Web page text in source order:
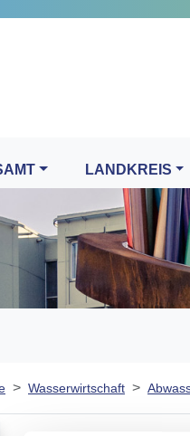
LANDKREIS
Wasserwirtschaft